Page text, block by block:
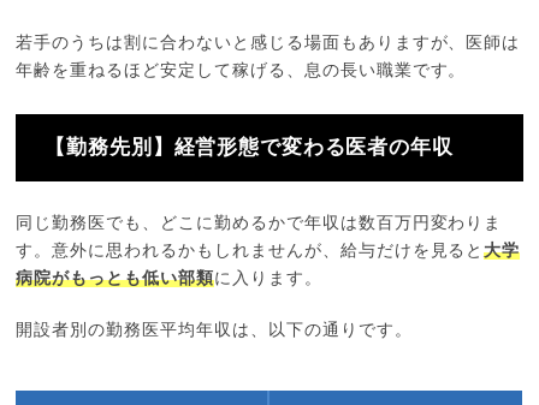
若手のうちは割に合わないと感じる場面もありますが、医師は
年齢を重ねるほど安定して稼げる、息の長い職業です。
【勤務先別】経営形態で変わる医者の年収
同じ勤務医でも、どこに勤めるかで年収は数百万円変わりま
す。意外に思われるかもしれませんが、給与だけを見ると大学
病院がもっとも低い部類に入ります。
開設者別の勤務医平均年収は、以下の通りです。